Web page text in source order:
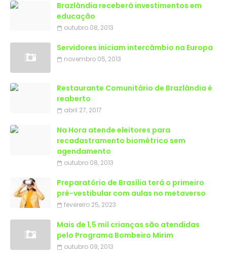
Brazlândia receberá investimentos em
educação
outubro 08, 2013
Servidores iniciam intercâmbio na Europa
novembro 05, 2013
Restaurante Comunitário de Brazlândia é
reaberto
abril 27, 2017
Na Hora atende eleitores para
recadastramento biométrico sem
agendamento
outubro 08, 2013
Preparatório de Brasília terá o primeiro
pré-vestibular com aulas no metaverso
fevereiro 25, 2023
Mais de 1,5 mil crianças são atendidas
outubro 09, 2013